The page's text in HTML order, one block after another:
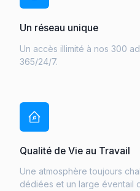
Un réseau unique
Un accès illimité à nos 300
365/24/7.
Qualité de Vie au Travail
Une atmosphère toujours
dédiées et un large éventail